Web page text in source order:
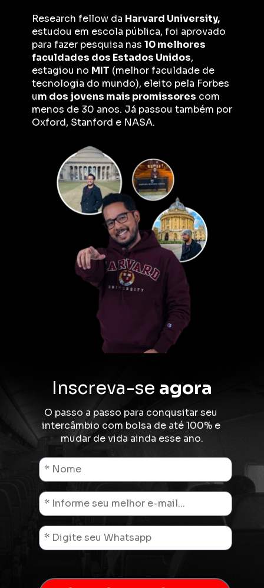
Research fellow da Harvard University,
estudou em escola pública, foi aprovado
para fazer pesquisa nas 10 melhores
faculdades dos Estados Unidos,
estagiou no MIT (melhor faculdade de
tecnologia do mundo), eleito pela Forbes
um dos jovens mais promissores com
menos de 30 anos. Já passou também por
Oxford, Stanford e NASA.
Inscreva-se agora
O passo a passo para conqusitar seu
intercâmbio com bolsa de até 100% e
mudar de vida ainda esse ano.